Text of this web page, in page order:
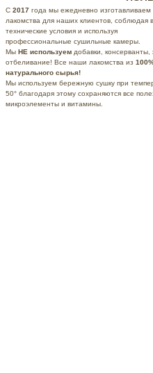
С 2017 года мы ежедневно изготавливаем
лакомства для наших клиентов, соблюдая
технические условия и используя
профессиональные сушильные камеры.
Мы НЕ используем добавки,
отбеливание! Все наши лакомства из
натурального сырья!
Мы используем бережную сушку при
50° благодаря этому сохраняются все
микроэлементы и витамины.